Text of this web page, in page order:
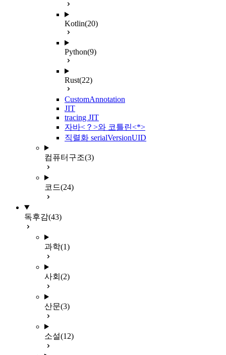
Kotlin(20)
Python(9)
Rust(22)
CustomAnnotation
JIT
tracing JIT
자바<？>와 코틀린<*>
직렬화 serialVersionUID
컴퓨터구조(3)
코드(24)
독후감(43)
과학(1)
사회 (2)
산문(3)
소설(12)